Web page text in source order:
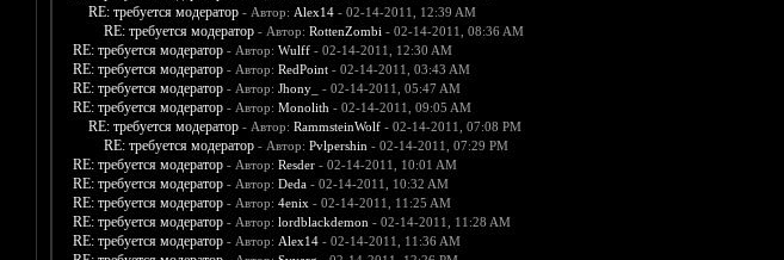
RE: требуется модератор - Автор: Alex14- 02-14-2011, 12:39 AM
RE: требуется модератор - Автор: RottenZombi - 02-14-2011, 08:36 AM
RE: требуется модератор - Автор: Wulff- 02-14-2011, 12:30 AM
RE: требуется модератор - Автор: RedPoint- 02-14-2011, 03:43 AM
RE: требуется модератор - Автор: Jhony_ - 02-14-2011, 05:47 AM
RE: требуется модератор - Автор: Monolith - 02-14-2011, 09:05 AM
RE: требуется модератор - Автор: RammsteinWolf- 02-14-2011, 07:08 PM
RE: требуется модератор - Автор: Pvlpershin - 02-14-2011, 07:29 PM
RE: требуется модератор - Автор: Resder- 02-14-2011, 10:01 AM
RE: требуется модератор - Автор: Deda- 02-14-2011, 10:32 AM
RE: требуется модератор - Автор: 4enix - 02-14-2011, 11:25 AM
RE: требуется модератор - Автор: lordblackdemon - 02-14-2011, 11:28 AM
RE: требуется модератор - Автор: Alex14- 02-14-2011, 11:36 AM